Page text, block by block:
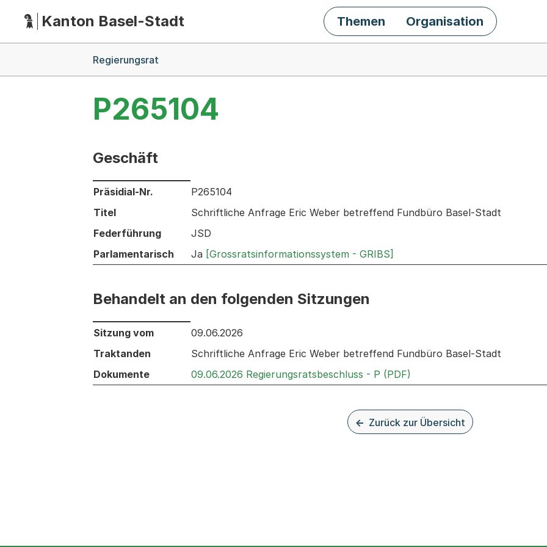
HauptnavigationKanton Basel-Stadt Themen Organisation
Regierungsrat
P265104
Geschäft
Informationen zum Ausgewählten Geschäft
Präsidial-Nr.
P265104
Titel
Schriftliche Anfrage Eric Weber betreffend Fundbüro Basel-Stadt
Federführung
JSD
Parlamentarisch
Ja [Grossratsinformationssystem - GRIBS]
Behandelt an den folgenden Sitzungen
Behandelt an den folgenden Sitzungen: Informationen zu den Sitzungen zum Geschäft
Sitzung vom
09.06.2026
Traktanden
Schriftliche Anfrage Eric Weber betreffend Fundbüro Basel-Stadt
Dokumente
09.06.2026 Regierungsratsbeschluss - P (PDF)
Zurück zur Übersicht